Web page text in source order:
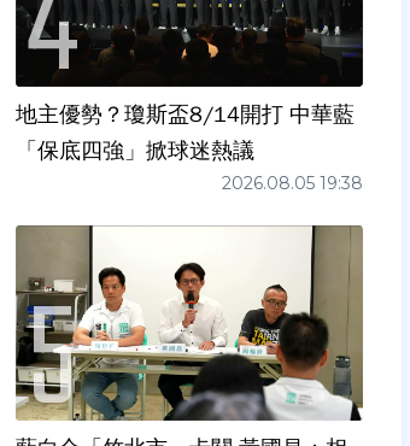
地主優勢？瓊斯盃8/14開打 中華藍
「保底四強」掀球迷熱議
2026.08.05 19:38